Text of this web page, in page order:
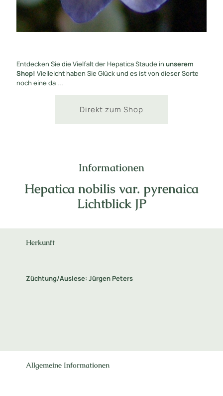
Entdecken Sie die Vielfalt der Hepatica Staude in unserem
Shop! Vielleicht haben Sie Glück und es ist von dieser Sorte
noch eine da ...
Direkt zum Shop
Informationen
Hepatica nobilis var. pyrenaica
Lichtblick JP
Herkunft
Züchtung/Auslese: Jürgen Peters
Allgemeine Informationen